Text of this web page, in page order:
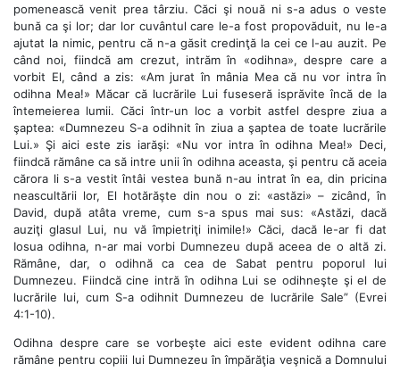
pomenească venit prea târziu. Căci şi nouă ni s-a adus o veste
bună ca şi lor; dar lor cuvântul care le-a fost propovăduit, nu le-a
ajutat la nimic, pentru că n-a găsit credinţă la cei ce l-au auzit. Pe
când noi, fiindcă am crezut, intrăm în «odihna», despre care a
vorbit El, când a zis: «Am jurat în mânia Mea că nu vor intra în
odihna Mea!» Măcar că lucrările Lui fuseseră isprăvite încă de la
întemeierea lumii. Căci într-un loc a vorbit astfel despre ziua a
şaptea: «Dumnezeu S-a odihnit în ziua a şaptea de toate lucrările
Lui.» Şi aici este zis iarăşi: «Nu vor intra în odihna Mea!» Deci,
fiindcă rămâne ca să intre unii în odihna aceasta, şi pentru că aceia
cărora li s-a vestit întâi vestea bună n-au intrat în ea, din pricina
neascultării lor, El hotărăşte din nou o zi: «astăzi» – zicând, în
David, după atâta vreme, cum s-a spus mai sus: «Astăzi, dacă
auziţi glasul Lui, nu vă împietriţi inimile!» Căci, dacă le-ar fi dat
Iosua odihna, n-ar mai vorbi Dumnezeu după aceea de o altă zi.
Rămâne, dar, o odihnă ca cea de Sabat pentru poporul lui
Dumnezeu. Fiindcă cine intră în odihna Lui se odihneşte şi el de
lucrările lui, cum S-a odihnit Dumnezeu de lucrările Sale” (Evrei
4:1-10).
Odihna despre care se vorbeşte aici este evident odihna care
rămâne pentru copiii lui Dumnezeu în împărăţia veşnică a Domnului